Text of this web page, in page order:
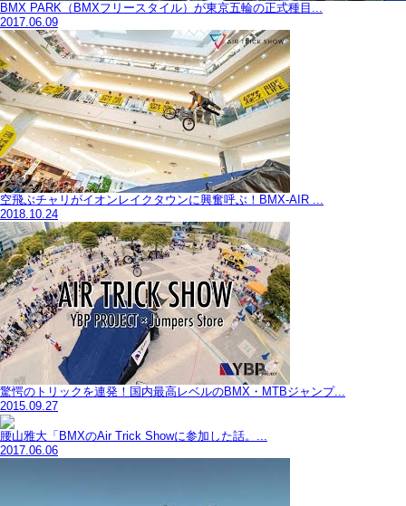
BMX PARK（BMXフリースタイル）が東京五輪の正式種目...
2017.06.09
空飛ぶチャリがイオンレイクタウンに興奮呼ぶ！BMX-AIR ...
2018.10.24
驚愕のトリックを連発！国内最高レベルのBMX・MTBジャンプ...
2015.09.27
腰山雅大「BMXのAir Trick Showに参加した話。...
2017.06.06